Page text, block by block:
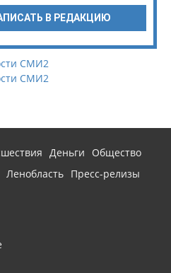
В РЕДАКЦИЮ
СМИ2
СМИ2
Деньги
Общество
Ленобласть Пресс-релизы